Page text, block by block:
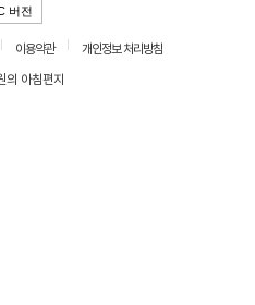
버전
이용약관
개인정보 처리방침
아침편지